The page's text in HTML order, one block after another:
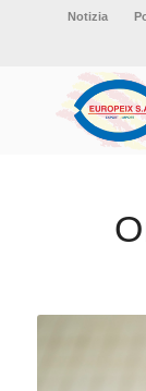
Notizia